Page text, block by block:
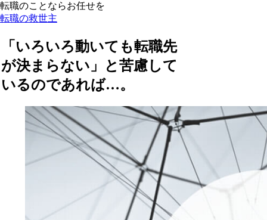
転職のことならお任せを
転職の救世主
「いろいろ動いても転職先
が決まらない」と苦慮して
いるのであれば…。